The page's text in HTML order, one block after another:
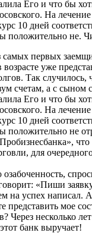
Его и что бы
На
10 дней
положительно не.
первых
возрасте уже
Так случилось,
счетам, а с сыном
Его и что бы
На
10 дней
положительно не
для
«Пиши
на успех написал. А
представить мое
Через несколько
банк выручает!